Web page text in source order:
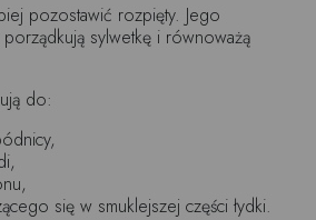
pozostawić rozpięty. Jego
sylwetkę i równoważą
do:
się w smuklejszej części łydki.